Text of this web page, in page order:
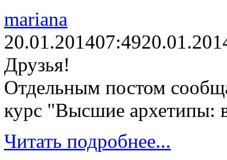
mariana
20.01.201407:49
Друзья!
Отдельным постом
курс "Высшие архетипы:
Читать подробнее...